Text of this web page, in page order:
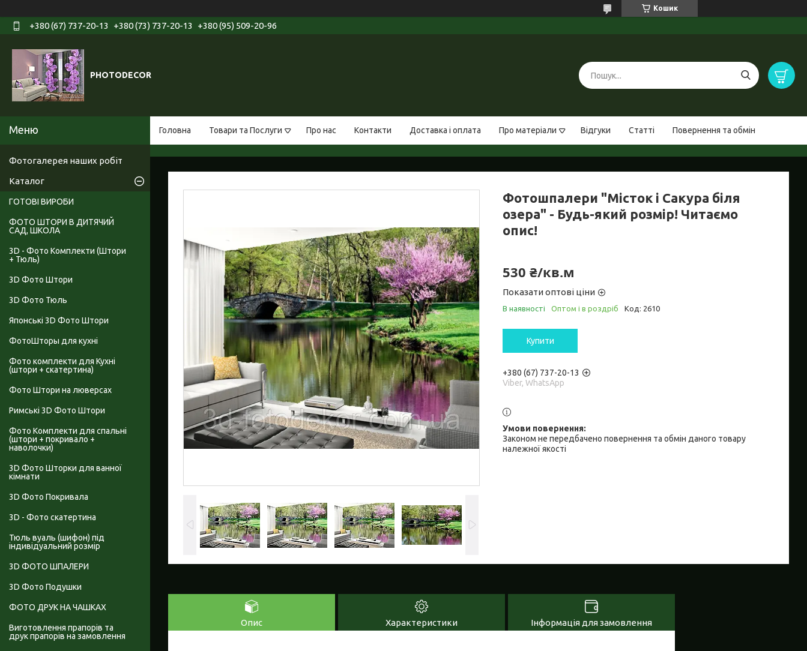
Кошик
+380 (67) 737-20-13 +380 (73) 737-20-13 +380 (95) 509-20-96
PHOTODECOR
Головна Товари та Послуги Про нас Контакти Доставка і оплата Про матеріали Відгуки Статті Повернення та обмін
Фотошпалери "Місток і Сакура біля
озера" - Будь-який розмір! Читаємо
опис!
530 ₴/кв.м
Показати оптові ціни
В наявності Оптом і в роздріб Код: 2610
Купити
+380 (67) 737-20-13
Viber, WhatsApp
Законом не передбачено повернення та обмін даного товару
належної якості
Опис Характеристики Інформація для замовлення
Фотогалерея наших робіт
Каталог
ГОТОВІ ВИРОБИ
ФОТО ШТОРИ В ДИТЯЧИЙ
САД, ШКОЛА
3D - Фото Комплекти (Штори
+ Тюль)
3D Фото Штори
3D Фото Тюль
Японські 3D Фото Штори
ФотоШторы для кухні
Фото комплекти для Кухні
(штори + скатертина)
Фото Штори на люверсах
Римські 3D Фото Штори
Фото Комплекти для спальні
(штори + покривало +
наволочки)
3D Фото Шторки для ванної
кімнати
3D Фото Покривала
3D - Фото скатертина
Тюль вуаль (шифон) під
індивідуальний розмір
3D ФОТО ШПАЛЕРИ
3D Фото Подушки
ФОТО ДРУК НА ЧАШКАХ
Виготовлення прапорів та
друк прапорів на замовлення